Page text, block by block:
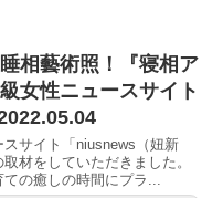
相藝術照！『寝相ア
女性ニュースサイト
サイト「niusnews（妞新
材をしていただきました。
の癒しの時間にプラ...